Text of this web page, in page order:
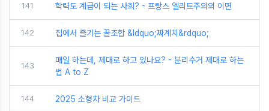
141 학력도 계급이 되는 사회? - 프랑스 엘리트주의의 이면
142 집에서 즐기는 꿀조합 &ldquo;짜계치&rdquo;
143
매일 하는데, 제대로 하고 있나요? - 분리수거 제대로 하는
법 A to Z
144 2025 소형차 비교 가이드